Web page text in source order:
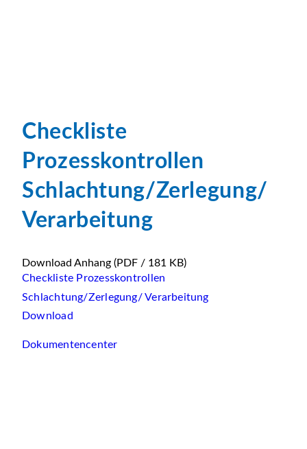
Checkliste
Prozesskontrollen
Schlachtung/Zerlegung/
Verarbeitung
Download Anhang (PDF / 181 KB)
Checkliste Prozesskontrollen
Schlachtung/Zerlegung/ Verarbeitung
Download
Dokumentencenter